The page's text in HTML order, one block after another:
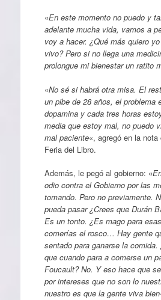
«En este momento no puedo y
adelante mucha vida, vamos a
voy a hacer. ¿Qué más quiero
vivo? Pero si no llega una
prolongue mi bienestar un ratito
«No sé si habrá otra misa. El
un pibe de 28 años, el problema
dopamina y cada tres horas
media que estoy mal, no puedo
mal paciente«, agregó en la nota
Feria del Libro.
Además, le pegó al gobierno: «
odio contra el Gobierno por las
tomando. Pero no previamente.
pueda pasar ¿Crees que Durán
Es un tonto. ¿Es mago para
comerías el rosco… Hay gente
sentado para ganarse la
que cuando para a comerse un
Foucault? No. Y eso hace que
por intereses que no son lo
nuestro es que la gente viva bien